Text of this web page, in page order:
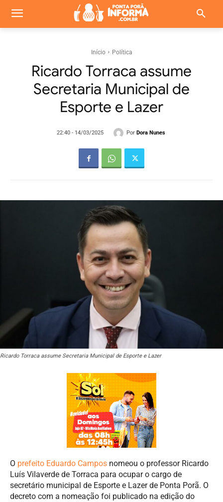
Início Política
Ricardo Torraca assume
Secretaria Municipal de
Esporte e Lazer
22:40 - 14/03/2025 Por Dora Nunes
Ricardo Torraca assume Secretaria Municipal de Esporte e Lazer
O prefeito Eduardo Campos nomeou o professor Ricardo
Luís Vilaverde de Torraca para ocupar o cargo de
secretário municipal de Esporte e Lazer de Ponta Porã. O
decreto com a nomeação foi publicado na edição do